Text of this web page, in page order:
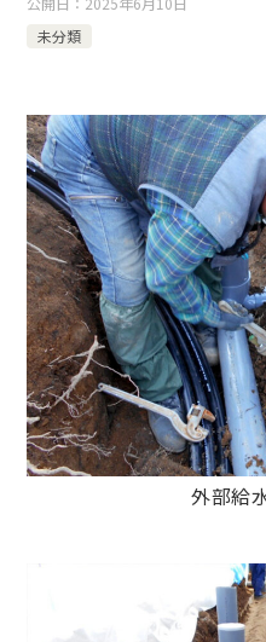
未分類
外部給